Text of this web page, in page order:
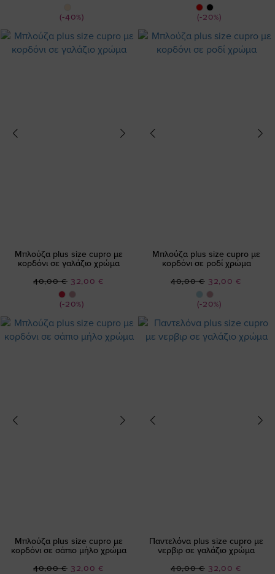
(-40%) (-20%)
Τιμή
Μπλούζα plus size cupro με
κορδόνι σε γαλάζιο χρώμα
(-20%)
Ειδική
Τιμή
32,00 €
40,00 €
Μπλούζα plus size cupro με
κορδόνι σε ροδί χρώμα
(-20%)
Ειδική
Τιμή
32,00 €
40,00 €
Μπλούζα plus size cupro με
κορδόνι σε σάπιο μήλο χρώμα
Ειδική
32,00 €
40,00 €
Παντελόνα plus size cupro με
νερβιρ σε γαλάζιο χρώμα
Ειδική
32,00 €
40,00 €